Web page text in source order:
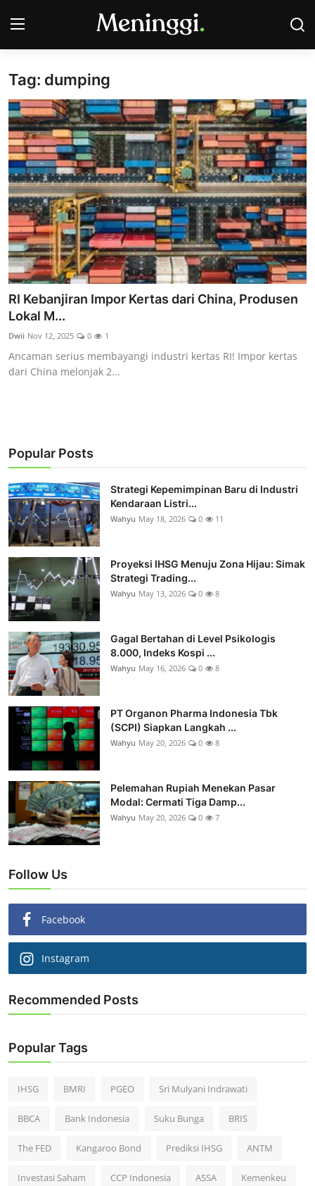
Contact
Pasar Saham
Bisnis
Industri
Korporasi
Kripto
Obligasi & Reksadana
Rekomendasi
Tag: dumping
RI Kebanjiran Impor Kertas dari China, Produsen
Lokal M...
Dwii Nov 12, 2025 0 1
Ancaman serius membayangi industri kertas RI! Impor kertas
dari China melonjak 2...
Popular Posts
Strategi Kepemimpinan Baru di Industri
Kendaraan Listri...
Wahyu May 18, 2026 0 11
Proyeksi IHSG Menuju Zona Hijau: Simak
Strategi Trading...
Wahyu May 13, 2026 0 8
Gagal Bertahan di Level Psikologis
8.000, Indeks Kospi ...
Wahyu May 16, 2026 0 8
PT Organon Pharma Indonesia Tbk
(SCPI) Siapkan Langkah ...
Wahyu May 20, 2026 0 8
Pelemahan Rupiah Menekan Pasar
Modal: Cermati Tiga Damp...
Wahyu May 20, 2026 0 7
Follow Us
Facebook
Instagram
Recommended Posts
Popular Tags
IHSG BMRI PGEO Sri Mulyani Indrawati
BBCA Bank Indonesia Suku Bunga BRIS
The FED Kangaroo Bond Prediksi IHSG ANTM
Investasi Saham CCP Indonesia ASSA Kemenkeu